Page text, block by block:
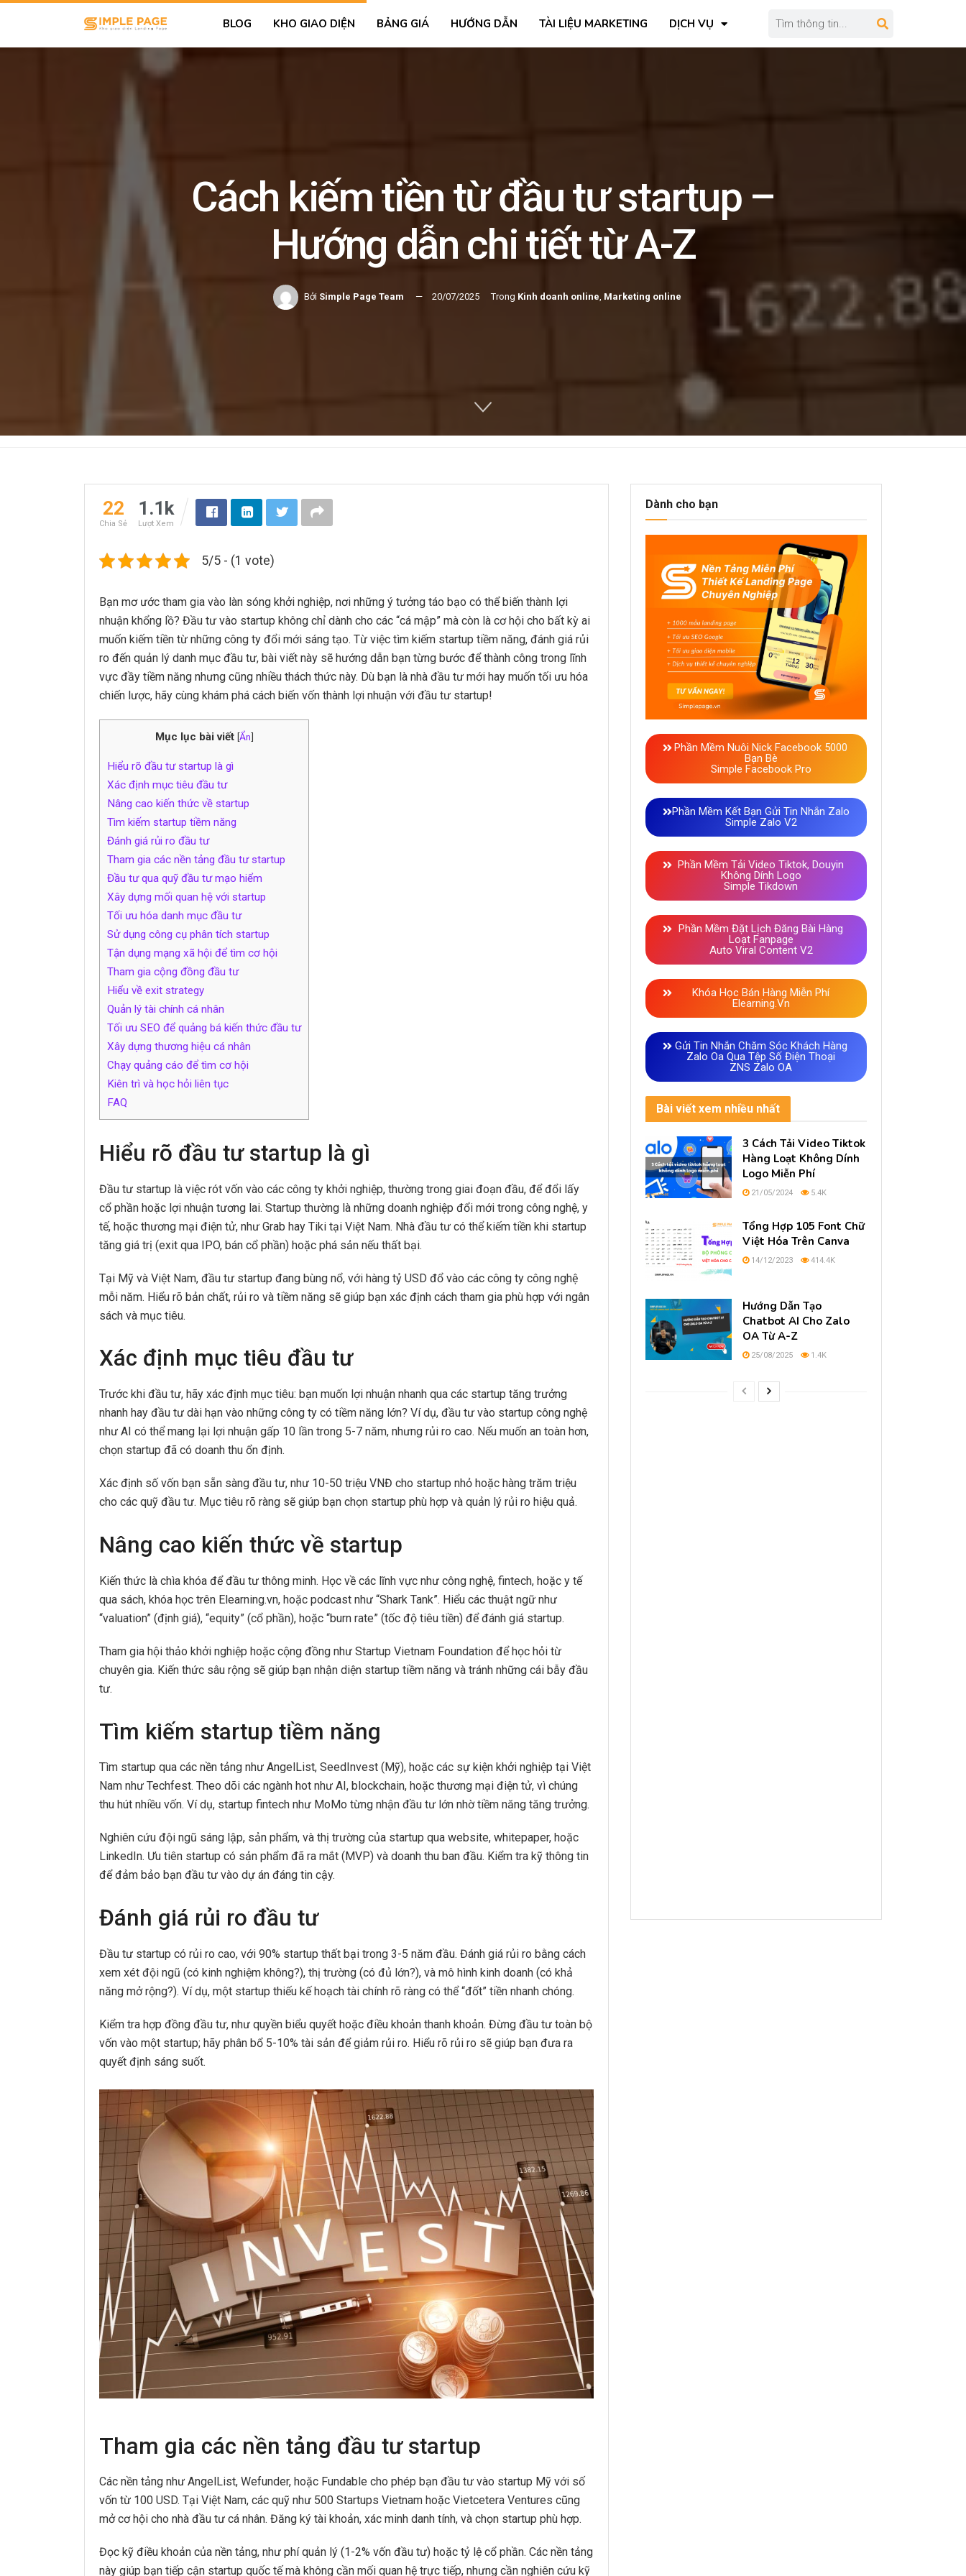
BLOG KHO GIAO DIỆN BẢNG GIÁ HƯỚNG DẪN TÀI LIỆU MARKETING DỊCH VỤ
Cách kiếm tiền từ đầu tư startup –
Hướng dẫn chi tiết từ A-Z
Bởi Simple Page Team 20/07/2025 Trong Kinh doanh online, Marketing online
22
Chia Sẻ
1.1k
Lượt Xem
5/5 - (1 vote)
Bạn mơ ước tham gia vào làn sóng khởi nghiệp, nơi những ý tưởng táo bạo có thể biến thành lợi
nhuận khổng lồ? Đầu tư vào startup không chỉ dành cho các “cá mập” mà còn là cơ hội cho bất kỳ ai
muốn kiếm tiền từ những công ty đổi mới sáng tạo. Từ việc tìm kiếm startup tiềm năng, đánh giá rủi
ro đến quản lý danh mục đầu tư, bài viết này sẽ hướng dẫn bạn từng bước để thành công trong lĩnh
vực đầy tiềm năng nhưng cũng nhiều thách thức này. Dù bạn là nhà đầu tư mới hay muốn tối ưu hóa
chiến lược, hãy cùng khám phá cách biến vốn thành lợi nhuận với đầu tư startup!
Mục lục bài viết [Ẩn]
Hiểu rõ đầu tư startup là gì
Xác định mục tiêu đầu tư
Nâng cao kiến thức về startup
Tìm kiếm startup tiềm năng
Đánh giá rủi ro đầu tư
Tham gia các nền tảng đầu tư startup
Đầu tư qua quỹ đầu tư mạo hiểm
Xây dựng mối quan hệ với startup
Tối ưu hóa danh mục đầu tư
Sử dụng công cụ phân tích startup
Tận dụng mạng xã hội để tìm cơ hội
Tham gia cộng đồng đầu tư
Hiểu về exit strategy
Quản lý tài chính cá nhân
Tối ưu SEO để quảng bá kiến thức đầu tư
Xây dựng thương hiệu cá nhân
Chạy quảng cáo để tìm cơ hội
Kiên trì và học hỏi liên tục
FAQ
Hiểu rõ đầu tư startup là gì
Đầu tư startup là việc rót vốn vào các công ty khởi nghiệp, thường trong giai đoạn đầu, để đổi lấy
cổ phần hoặc lợi nhuận tương lai. Startup thường là những doanh nghiệp đổi mới trong công nghệ, y
tế, hoặc thương mại điện tử, như Grab hay Tiki tại Việt Nam. Nhà đầu tư có thể kiếm tiền khi startup
tăng giá trị (exit qua IPO, bán cổ phần) hoặc phá sản nếu thất bại.
Tại Mỹ và Việt Nam, đầu tư startup đang bùng nổ, với hàng tỷ USD đổ vào các công ty công nghệ
mỗi năm. Hiểu rõ bản chất, rủi ro và tiềm năng sẽ giúp bạn xác định cách tham gia phù hợp với ngân
sách và mục tiêu.
Xác định mục tiêu đầu tư
Trước khi đầu tư, hãy xác định mục tiêu: bạn muốn lợi nhuận nhanh qua các startup tăng trưởng
nhanh hay đầu tư dài hạn vào những công ty có tiềm năng lớn? Ví dụ, đầu tư vào startup công nghệ
như AI có thể mang lại lợi nhuận gấp 10 lần trong 5-7 năm, nhưng rủi ro cao. Nếu muốn an toàn hơn,
chọn startup đã có doanh thu ổn định.
Xác định số vốn bạn sẵn sàng đầu tư, như 10-50 triệu VNĐ cho startup nhỏ hoặc hàng trăm triệu
cho các quỹ đầu tư. Mục tiêu rõ ràng sẽ giúp bạn chọn startup phù hợp và quản lý rủi ro hiệu quả.
Nâng cao kiến thức về startup
Kiến thức là chìa khóa để đầu tư thông minh. Học về các lĩnh vực như công nghệ, fintech, hoặc y tế
qua sách, khóa học trên Elearning.vn, hoặc podcast như “Shark Tank”. Hiểu các thuật ngữ như
“valuation” (định giá), “equity” (cổ phần), hoặc “burn rate” (tốc độ tiêu tiền) để đánh giá startup.
Tham gia hội thảo khởi nghiệp hoặc cộng đồng như Startup Vietnam Foundation để học hỏi từ
chuyên gia. Kiến thức sâu rộng sẽ giúp bạn nhận diện startup tiềm năng và tránh những cái bẫy đầu
tư.
Tìm kiếm startup tiềm năng
Tìm startup qua các nền tảng như AngelList, SeedInvest (Mỹ), hoặc các sự kiện khởi nghiệp tại Việt
Nam như Techfest. Theo dõi các ngành hot như AI, blockchain, hoặc thương mại điện tử, vì chúng
thu hút nhiều vốn. Ví dụ, startup fintech như MoMo từng nhận đầu tư lớn nhờ tiềm năng tăng trưởng.
Nghiên cứu đội ngũ sáng lập, sản phẩm, và thị trường của startup qua website, whitepaper, hoặc
LinkedIn. Ưu tiên startup có sản phẩm đã ra mắt (MVP) và doanh thu ban đầu. Kiểm tra kỹ thông tin
để đảm bảo bạn đầu tư vào dự án đáng tin cậy.
Đánh giá rủi ro đầu tư
Đầu tư startup có rủi ro cao, với 90% startup thất bại trong 3-5 năm đầu. Đánh giá rủi ro bằng cách
xem xét đội ngũ (có kinh nghiệm không?), thị trường (có đủ lớn?), và mô hình kinh doanh (có khả
năng mở rộng?). Ví dụ, một startup thiếu kế hoạch tài chính rõ ràng có thể “đốt” tiền nhanh chóng.
Kiểm tra hợp đồng đầu tư, như quyền biểu quyết hoặc điều khoản thanh khoản. Đừng đầu tư toàn bộ
vốn vào một startup; hãy phân bổ 5-10% tài sản để giảm rủi ro. Hiểu rõ rủi ro sẽ giúp bạn đưa ra
quyết định sáng suốt.
Tham gia các nền tảng đầu tư startup
Các nền tảng như AngelList, Wefunder, hoặc Fundable cho phép bạn đầu tư vào startup Mỹ với số
vốn từ 100 USD. Tại Việt Nam, các quỹ như 500 Startups Vietnam hoặc Vietcetera Ventures cũng
mở cơ hội cho nhà đầu tư cá nhân. Đăng ký tài khoản, xác minh danh tính, và chọn startup phù hợp.
Đọc kỹ điều khoản của nền tảng, như phí quản lý (1-2% vốn đầu tư) hoặc tỷ lệ cổ phần. Các nền tảng
này giúp bạn tiếp cận startup quốc tế mà không cần mối quan hệ trực tiếp, nhưng cần nghiên cứu kỹ
Dành cho bạn
Phần Mềm Nuôi Nick Facebook 5000
Bạn Bè
Simple Facebook Pro
Phần Mềm Kết Bạn Gửi Tin Nhắn Zalo
Simple Zalo V2
Phần Mềm Tải Video Tiktok, Douyin
Không Dính Logo
Simple Tikdown
Phần Mềm Đặt Lịch Đăng Bài Hàng
Loạt Fanpage
Auto Viral Content V2
Khóa Học Bán Hàng Miễn Phí
Elearning.vn
Gửi Tin Nhắn Chăm Sóc Khách Hàng
Zalo Oa Qua Tệp Số Điện Thoại
ZNS Zalo OA
Bài viết xem nhiều nhất
3 Cách Tải Video Tiktok
Hàng Loạt Không Dính
Logo Miễn Phí
21/05/2024 5.4K
Tổng Hợp 105 Font Chữ
Việt Hóa Trên Canva
14/12/2023 414.4K
Hướng Dẫn Tạo
Chatbot AI Cho Zalo
OA Từ A-Z
25/08/2025 1.4K